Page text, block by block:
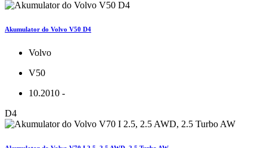
Akumulator do Volvo V50 D4
Volvo
V50
10.2010 -
D4